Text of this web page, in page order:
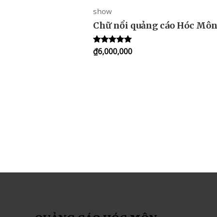
show
Chữ nổi quảng cáo Hóc
Rated
5.00
₫6,000,000